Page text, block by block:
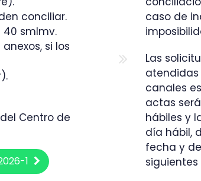
conciliar.
smlmv.
si los
Centro de
1
caso de
Las
atendidas
canales
actas
hábiles y
día hábil,
fecha y